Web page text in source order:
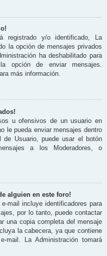
registrado y/o identificado, La
la opción de mensajes privados
ha deshabilitado para
opción de enviar mensajes.
más información.
u ofensivos de un usuario en
le pueda enviar mensajes dentro
Usuario, puede usar el botón
a los Moderadores, o
alguien en este foro!
mail incluye identificadores para
por lo tanto, puede contactar
una copia completa del mensaje
la cabecera, ya que contiene
mail. La Administración tomará